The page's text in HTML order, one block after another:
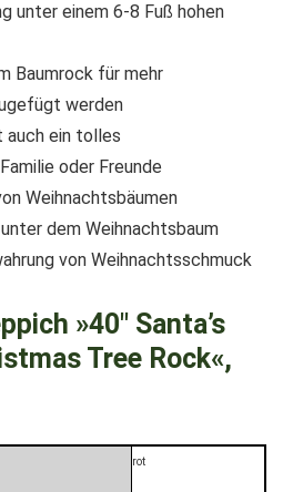
unter einem 6-8 Fuß hohen
Baumrock für mehr
werden
auch ein tolles
oder Freunde
Weihnachtsbäumen
dem Weihnachtsbaum
von Weihnachtsschmuck
»40″ Santa’s
Tree Rock«,
rot